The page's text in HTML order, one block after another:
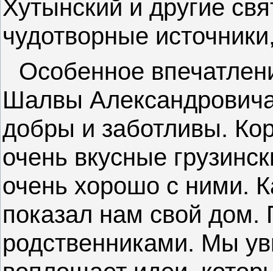
Хутынский и другие
чудотворные
Особенное
Шалвы
добры и заботливы.
очень вкусные
очень хорошо с ними.
показал нам свой дом.
родственниками. Мы